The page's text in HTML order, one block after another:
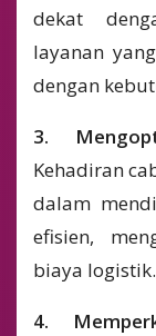
dekat
layanan
dengan
3.
Kehadiran
dalam
efisien,
biaya logistik.
4.